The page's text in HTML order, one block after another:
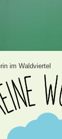
im Waldviertel